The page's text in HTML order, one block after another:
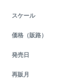
スケール
価格（販路）
発売日
再販月